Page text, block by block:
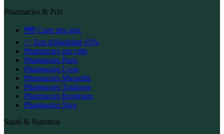
Pharmacies & Prix
🗺️ Carte des prix
✅ Test d'éligibilité 65%
Pharmacies par ville
Pharmacies Paris
Pharmacies Lyon
Pharmacies Marseille
Pharmacies Toulouse
Pharmacies Bordeaux
Pharmacies Nice
Santé & Nutrition